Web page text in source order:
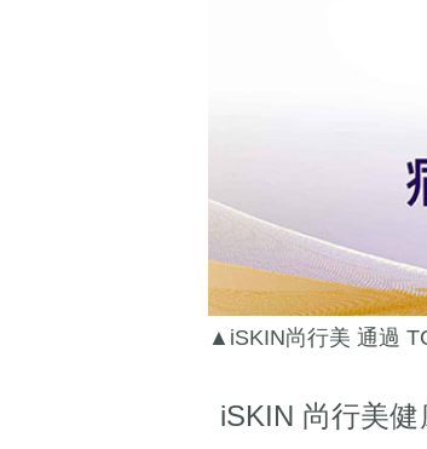
▲iSKIN尚行美 通過
iSKIN 尚行美